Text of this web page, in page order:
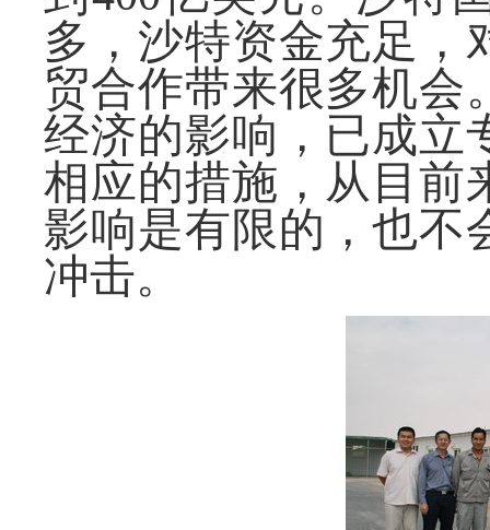
多，沙特资金充足，
贸合作带来很多机会
经济的影响，已成立
相应的措施，从目前
影响是有限的，也不
冲击。